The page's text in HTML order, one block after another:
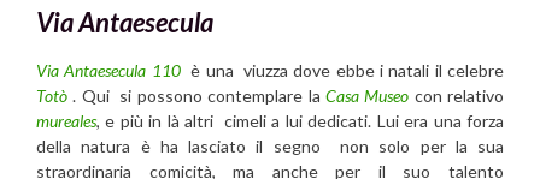
Via Antaesecula
Via Antaesecula 110è una viuzza dove ebbe i natali il celebre
Totò . Qui si possono contemplare la Casa Museo con relativo
mureales, e più in là altri cimeli a lui dedicati. Lui era una forza
della natura è ha lasciato il segno non solo per la sua
straordinaria comicità, ma anche per il suo talento